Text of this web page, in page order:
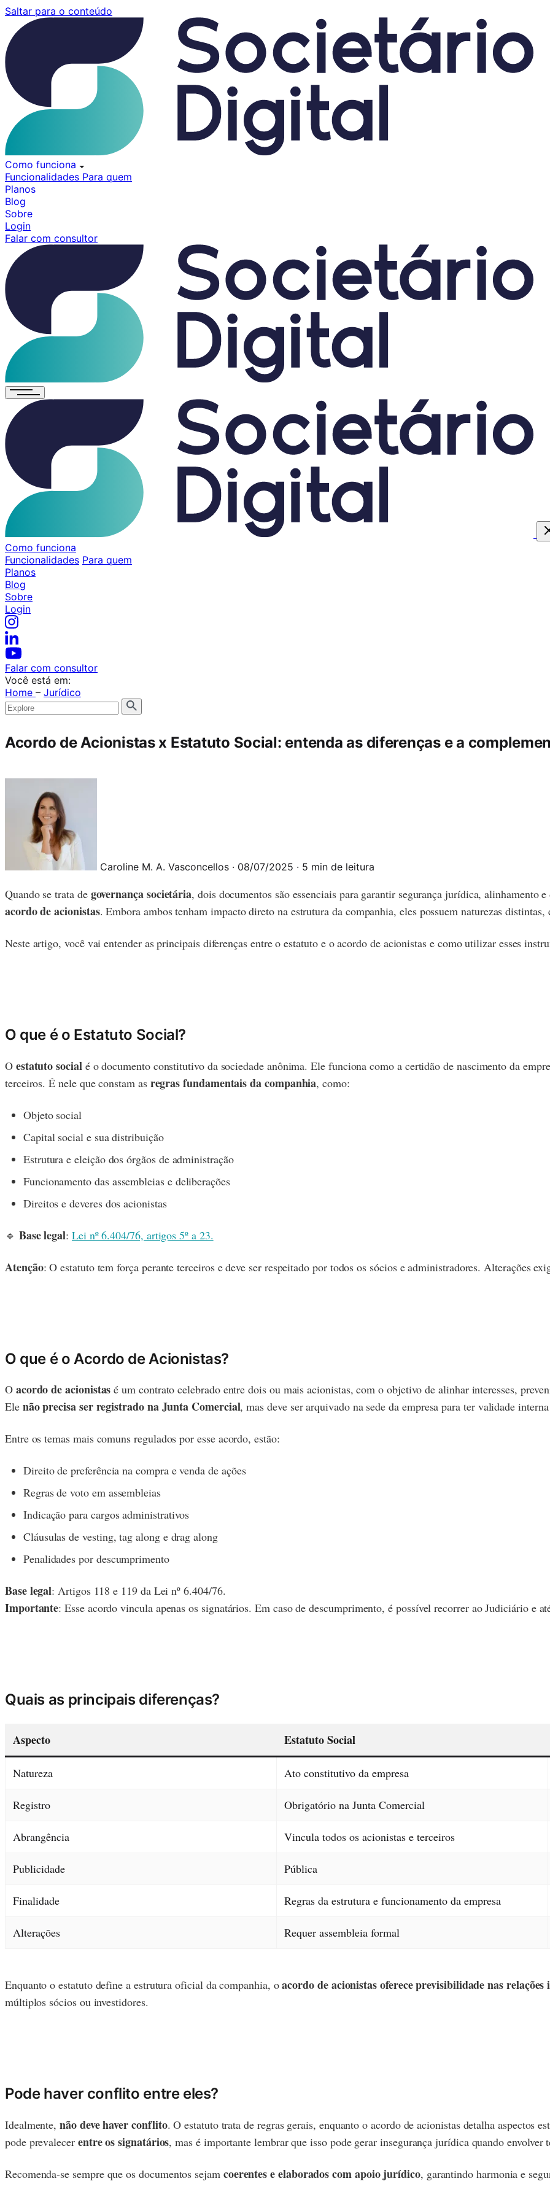
Pular
conteúdo
Saltar para o conteúdo
Como funciona
Funcionalidades Para quem
Planos
Blog
Sobre
Login
Falar com consultor
Como funciona
Funcionalidades Para quem
Planos
Blog
Sobre
Login
Falar com consultor
Você está em:
Home – Jurídico
Acordo de Acionistas x Estatuto Social: entenda as diferenças e a
Caroline M. A. Vasconcellos · 08/07/2025 · 5 min de leitura
Quando se trata de governança societária, dois documentos são essenciais para garantir segurança jurídica, alinhamento
acordo de acionistas. Embora ambos tenham impacto direto na estrutura da companhia, eles possuem naturezas
Neste artigo, você vai entender as principais diferenças entre o estatuto e o acordo de acionistas e como utilizar esses
O que é o Estatuto Social?
O estatuto social é o documento constitutivo da sociedade anônima. Ele funciona como a certidão de nascimento da
terceiros. É nele que constam as regras fundamentais da companhia, como:
Objeto social
Capital social e sua distribuição
Estrutura e eleição dos órgãos de administração
Funcionamento das assembleias e deliberações
Direitos e deveres dos acionistas
🔹 Base legal: Lei nº 6.404/76, artigos 5º a 23.
Atenção: O estatuto tem força perante terceiros e deve ser respeitado por todos os sócios e administradores. Alterações
O que é o Acordo de Acionistas?
O acordo de acionistas é um contrato celebrado entre dois ou mais acionistas, com o objetivo de alinhar interesses,
Ele não precisa ser registrado na Junta Comercial, mas deve ser arquivado na sede da empresa para ter validade
Entre os temas mais comuns regulados por esse acordo, estão:
Direito de preferência na compra e venda de ações
Regras de voto em assembleias
Indicação para cargos administrativos
Cláusulas de vesting, tag along e drag along
Penalidades por descumprimento
Base legal: Artigos 118 e 119 da Lei nº 6.404/76.
Importante: Esse acordo vincula apenas os signatários. Em caso de descumprimento, é possível recorrer ao Judiciário e
Quais as principais diferenças?
Aspecto Estatuto Social
Natureza Ato constitutivo da empresa
Registro Obrigatório na Junta Comercial
Abrangência Vincula todos os acionistas e terceiros
Publicidade Pública
Finalidade Regras da estrutura e funcionamento da empresa
Alterações Requer assembleia formal
Enquanto o estatuto define a estrutura oficial da companhia, oacordo de acionistas oferece previsibilidade nas relações
múltiplos sócios ou investidores.
Pode haver conflito entre eles?
Idealmente,não deve haver conflito. O estatuto trata de regras gerais, enquanto o acordo de acionistas detalha aspectos
pode prevalecer entre os signatários, mas é importante lembrar que isso pode gerar insegurança jurídica quando envolver
Recomenda-se sempre que os documentos sejam coerentes e elaborados com apoio jurídico, garantindo harmonia e